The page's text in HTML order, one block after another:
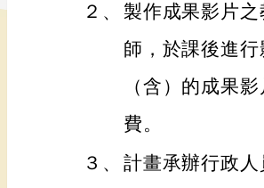
２、
製作成果影片
師，於課後進
（含）的成果
費。
３、 計畫承辦行政